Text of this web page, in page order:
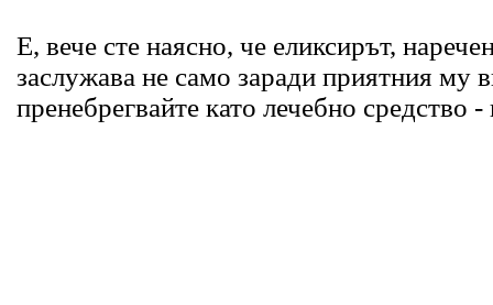
Е, вече сте наясно, че еликсирът,
заслужава не само заради приятния му
пренебрегвайте като лечебно средство